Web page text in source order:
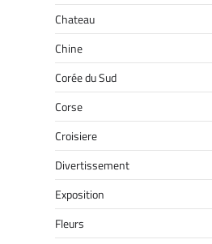
Chateau
Chine
Corée du Sud
Corse
Croisiere
Divertissement
Exposition
Fleurs